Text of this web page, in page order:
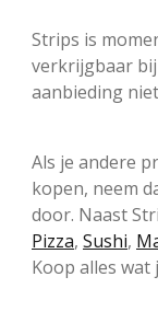
Strips is
verkrijgbaar
aanbieding
Als je andere
kopen, neem
door. Naast
Pizza, Sushi,
Koop alles